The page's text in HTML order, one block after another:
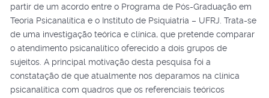
partir de um acordo entre o Programa de Pós-Graduação em
Teoria Psicanalítica e o Instituto de Psiquiatria – UFRJ. Trata-se
de uma investigação teórica e clínica, que pretende comparar
o atendimento psicanalítico oferecido a dois grupos de
sujeitos. A principal motivação desta pesquisa foi a
constatação de que atualmente nos deparamos na clínica
psicanalítica com quadros que os referenciais teóricos